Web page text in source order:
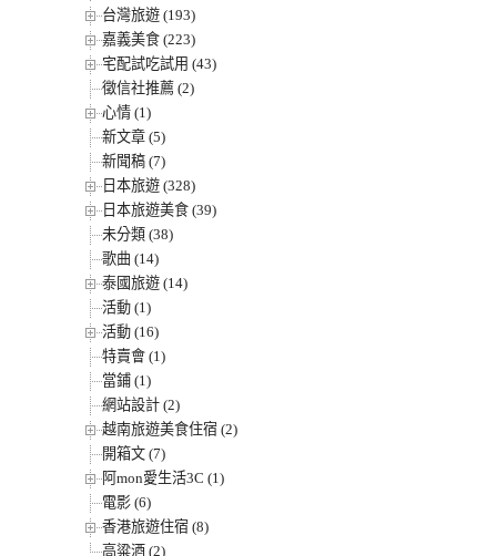
台灣旅遊 (193)
嘉義美食 (223)
宅配試吃試用 (43)
徵信社推薦 (2)
心情 (1)
新文章 (5)
新聞稿 (7)
日本旅遊 (328)
日本旅遊美食 (39)
未分類 (38)
歌曲 (14)
泰國旅遊 (14)
活動 (1)
活動 (16)
特賣會 (1)
當鋪 (1)
網站設計 (2)
越南旅遊美食住宿 (2)
開箱文 (7)
阿mon愛生活3C (1)
電影 (6)
香港旅遊住宿 (8)
高粱酒 (2)